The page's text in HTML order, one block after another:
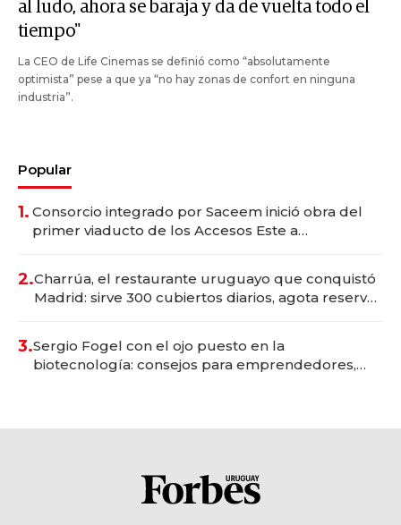
al ludo, ahora se baraja y da de vuelta todo el
tiempo"
La CEO de Life Cinemas se definió como “absolutamente
optimista” pese a que ya “no hay zonas de confort en ninguna
industria”.
Popular
1. Consorcio integrado por Saceem inició obra del
primer viaducto de los Accesos Este a
2.Charrúa, el restaurante uruguayo que conquistó
Madrid: sirve 300 cubiertos diarios, agota reservas
3.Sergio Fogel con el ojo puesto en la
biotecnología: consejos para emprendedores,